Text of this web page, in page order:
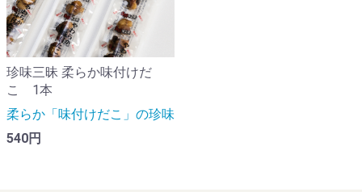
珍味三昧 柔らか味付けだ
こ 1本
柔らか「味付けだこ」の珍味
540円